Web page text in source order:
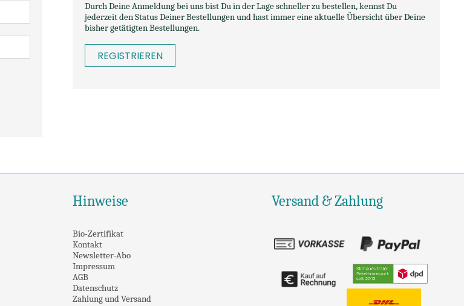
Durch Deine Anmeldung bei uns bist Du in der Lage schneller zu bestellen, kennst Du
jederzeit den Status Deiner Bestellungen und hast immer eine aktuelle Übersicht über Deine
bisher getätigten Bestellungen.
REGISTRIEREN
Hinweise
Bio-Zertifikat
Kontakt
Newsletter-Abo
Impressum
AGB
Datenschutz
Zahlung und Versand
Versand & Zahlung